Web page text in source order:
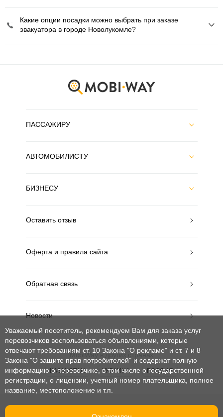
Какие опции посадки можно выбрать при заказе
эвакуатора в городе Новолукомле?
ПАССАЖИРУ
АВТОМОБИЛИСТУ
БИЗНЕСУ
Оставить отзыв
Оферта и правила сайта
Обратная связь
Новости
MobiWay в других странах
КАЗАХСТАН УКРАИНА РОССИЯ
Уважаемый посетитель, рекомендуем Вам для заказа услуг
перевозчиков воспользоваться объявлениями, которые
отвечают требованиям ст. 10 Закона "О рекламе" и ст. 7 и 8
Закона "О защите прав потребителей" и содержат полную
информацию о перевозчике, в том числе о государственной
регистрации, о лицензии, учетный номер плательщика, полное
название, местоположение и т.п.